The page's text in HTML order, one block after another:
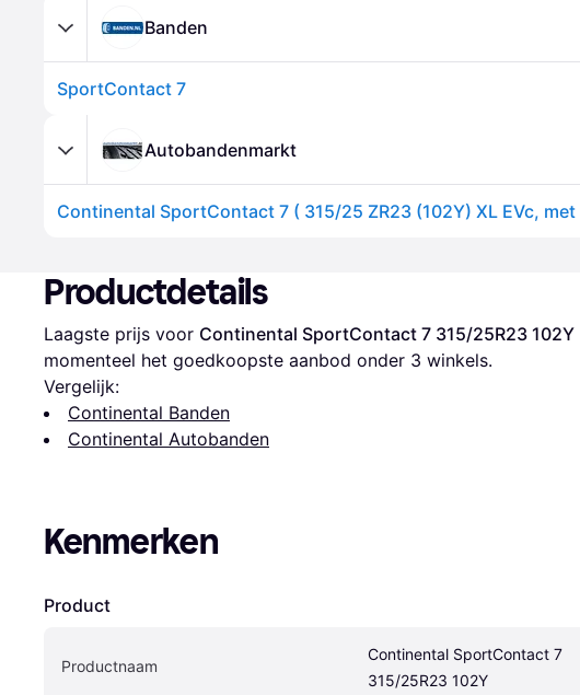
Banden
SportContact 7
Autobandenmarkt
Productdetails
Laagste prijs voor Continental SportContact 7 315/25R23 102Y
momenteel het goedkoopste aanbod onder 3 winkels.
Vergelijk:
Continental Banden
Continental Autobanden
Kenmerken
Product
Productnaam
Continental SportContact 7
315/25R23 102Y